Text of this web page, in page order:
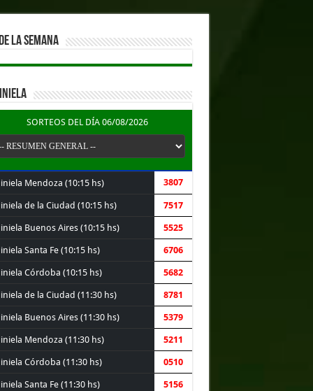
LA SEMANA
SORTEOS DEL DÍA 06/08/2026
Mendoza (10:15 hs) 3807
de la Ciudad (10:15 hs) 7517
Buenos Aires (10:15 hs) 5525
Santa Fe (10:15 hs) 6706
Córdoba (10:15 hs) 5682
de la Ciudad (11:30 hs) 8781
Buenos Aires (11:30 hs) 5379
Mendoza (11:30 hs) 5211
Córdoba (11:30 hs) 0510
Santa Fe (11:30 hs) 5156